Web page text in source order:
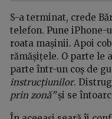
S-a terminat, crede
telefon. Pune iPhone-
roata mașinii. Apoi
rămășițele. O parte le
parte într-un coș de
instrucțiunilor.
prin zonă”și se